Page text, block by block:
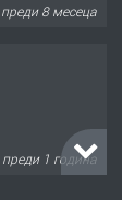
преди 8 месеца
преди 1 година